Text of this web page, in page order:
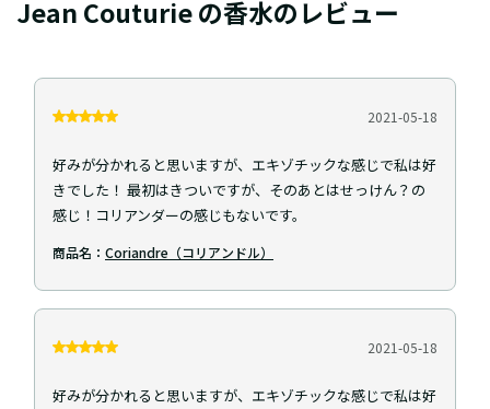
Jean Couturie の香水のレビュー
2021-05-18
好みが分かれると思いますが、エキゾチックな感じで私は好
きでした！ 最初はきついですが、そのあとはせっけん？の
感じ！コリアンダーの感じもないです。
商品名： Coriandre（コリアンドル）
2021-05-18
好みが分かれると思いますが、エキゾチックな感じで私は好